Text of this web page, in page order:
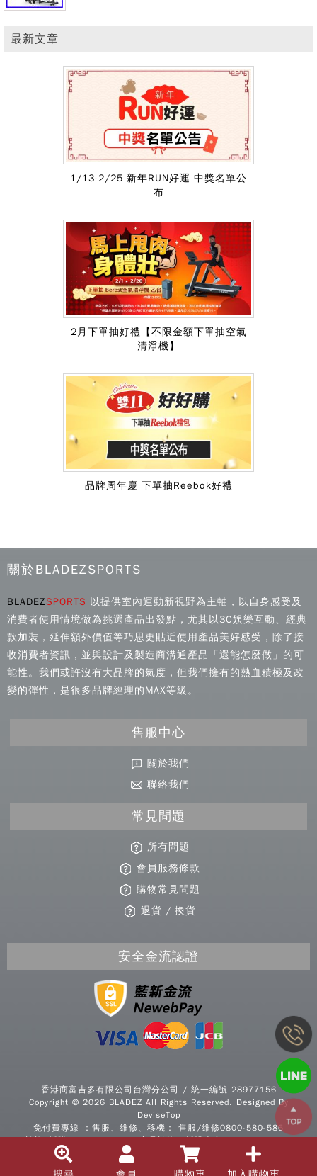
©
All
最新文章
1/13-2/25 新年RUN好運 中獎名單公
布
2月下單抽好禮【不限金額下單抽空氣
清淨機】
品牌周年慶 下單抽Reebok好禮
關於BLADEZSPORTS
BLADEZSPORTS 以提供室內運動新視野為主軸，以自身感受及
消費者使用情境做為挑選產品出發點，尤其以3C娛樂互動、經典
款加裝，延伸額外價值等巧思更貼近使用產品美好感受，除了接
收消費者資訊，並與設計及製造商溝通產品「還能怎麼做」的可
能性。我們或許沒有大品牌的氣度，但我們擁有的熱血積極及改
變的彈性，是很多品牌經理的MAX等級。
售服中心
關於我們
聯絡我們
常見問題
所有問題
會員服務條款
購物常見問題
退貨 / 換貨
安全金流認證
香港商富吉多有限公司台灣分公司 / 統一編號 28977156
Copyright © 2026 BLADEZ All Rights Reserved. Designed By
DeviseTop
免付費專線 ：售服、維修、移機： 售服/維修0800-580-586
諮詢/採購0800-277339 / 商品諮詢、採購專案：0800-277339
信箱：service@bladezsports.com.tw | @LINE：
@bhasia
Facebook粉絲團